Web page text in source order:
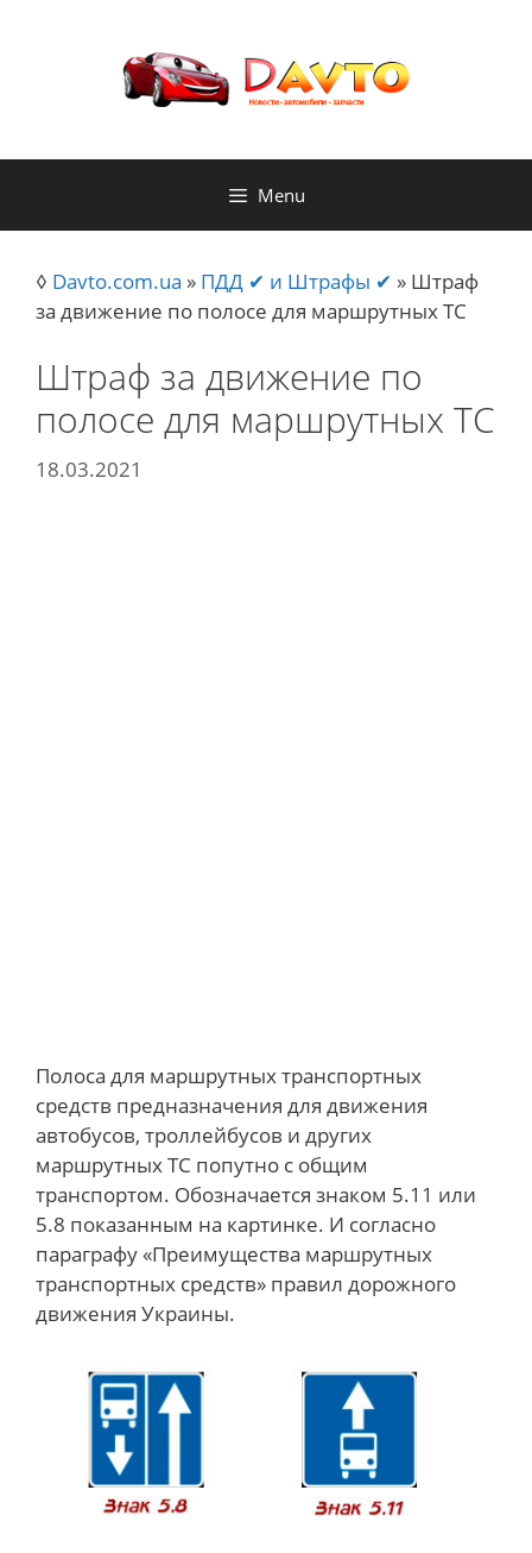
Menu
◊ Davto.com.ua » ПДД ✔ и Штрафы ✔ » Штраф
за движение по полосе для маршрутных ТС
Штраф за движение по
полосе для маршрутных ТС
18.03.2021
Полоса для маршрутных транспортных
средств предназначения для движения
автобусов, троллейбусов и других
маршрутных ТС попутно с общим
транспортом. Обозначается знаком 5.11 или
5.8 показанным на картинке. И согласно
параграфу «Преимущества маршрутных
транспортных средств» правил дорожного
движения Украины.